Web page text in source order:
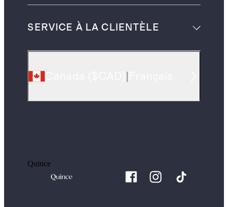
SERVICE À LA CLIENTÈLE
Quince